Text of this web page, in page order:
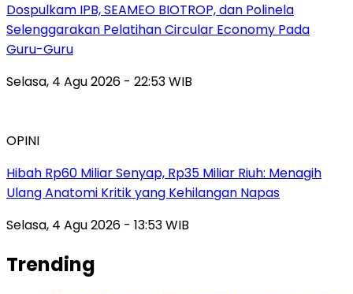
Dospulkam IPB, SEAMEO BIOTROP, dan Polinela
Selenggarakan Pelatihan Circular Economy Pada
Guru-Guru
Selasa, 4 Agu 2026 - 22:53 WIB
OPINI
Hibah Rp60 Miliar Senyap, Rp35 Miliar Riuh: Menagih
Ulang Anatomi Kritik yang Kehilangan Napas
Selasa, 4 Agu 2026 - 13:53 WIB
Trending